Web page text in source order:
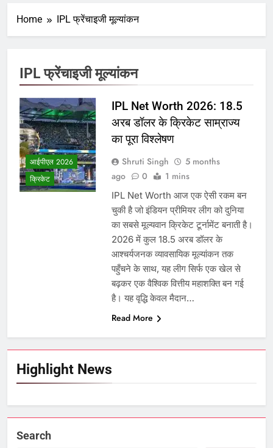
Home IPL फ्रेंचाइजी मूल्यांकन
Highlight News
IPL फ्रेंचाइजी मूल्यांकन
आईपीएल 2026
क्रिकेट
IPL Net Worth 2026: 18.5
अरब डॉलर के क्रिकेट साम्राज्य
का पूरा विश्लेषण
Shruti Singh
5 months
ago
0 1 mins
IPL Net Worth आज एक ऐसी रकम बन
चुकी है जो इंडियन प्रीमियर लीग को दुनिया
का सबसे मूल्यवान क्रिकेट टूर्नामेंट बनाती है।
2026 में कुल 18.5 अरब डॉलर के
आश्चर्यजनक व्यावसायिक मूल्यांकन तक
पहुँचने के साथ, यह लीग सिर्फ एक खेल से
बढ़कर एक वैश्विक वित्तीय महाशक्ति बन गई
है। यह वृद्धि केवल मैदान…
Read More
Search